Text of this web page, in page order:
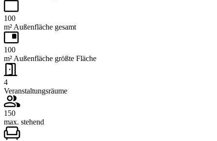
100
m² Außenfläche gesamt
100
m² Außenfläche größte Fläche
4
Veranstaltungsräume
150
max. stehend